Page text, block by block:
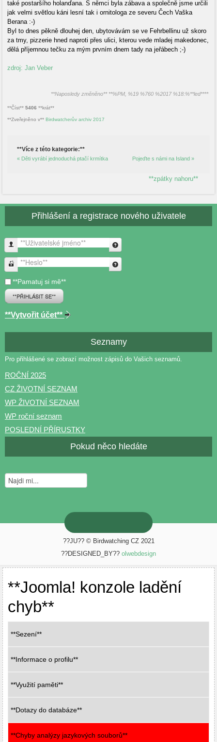
také postaršího holanďana. S němci byla zábava a společně jsme určili
jak velmi světlou káni lesní tak i ornitologa ze severu Čech Vaška
Berana :-)
Byl to dnes pěkně dlouhej den, ubytovávám se ve Fehrbellinu už skoro
za tmy, pizzerie hned naproti přes ulici, kterou vede mladej makedonec,
dělá příjemnou tečku za mým prvním dnem tady na jeřábech ;-)
zdroj: Jan Veber
**Naposledy změněno** **%PM, %19 %760 %2017 %18:%**led****
**Číst** 5406 **krát**
**Zveřejněno v** Birdwatcherův archiv 2017
**Více z této kategorie:**
« Děti vyrábí jednoduchá ptačí krmítka Pojeďte s námi na Island »
**zpátky nahoru**
Přihlášení a registrace nového uživatele
**Uživatelské jméno**
**Heslo**
**Pamatuj si mě**
**PŘIHLÁSIT SE**
**Vytvořit účet**
Seznamy
Pro přihlášené se zobrazí možnost zápisů do Vašich seznamů.
ROČNÍ 2025
CZ ŽIVOTNÍ SEZNAM
WP ŽIVOTNÍ SEZNAM
WP roční seznam
POSLEDNÍ PŘÍRUSTKY
Pokud něco hledáte
??JU?? © Birdwatching CZ 2021
??DESIGNED_BY?? olwebdesign
**Joomla! konzole ladění
chyb**
**Sezení**
**Informace o profilu**
**Využití paměti**
**Dotazy do databáze**
**Chyby analýzy jazykových souborů**